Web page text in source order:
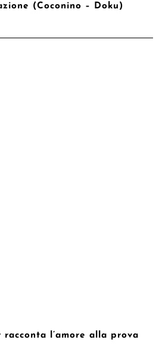
(Coconino – Doku)
racconta l’amore alla prova